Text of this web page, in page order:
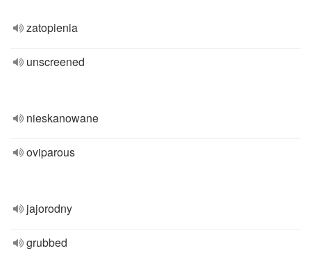
zatopienia
unscreened
nieskanowane
oviparous
jajorodny
grubbed